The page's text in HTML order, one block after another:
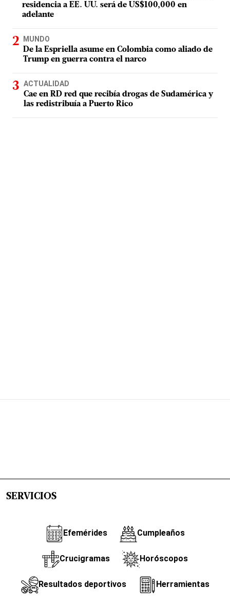
residencia a EE. UU. será de US$100,000 en
adelante
MUNDO
De la Espriella asume en Colombia como aliado de
Trump en guerra contra el narco
ACTUALIDAD
Cae en RD red que recibía drogas de Sudamérica y
las redistribuía a Puerto Rico
SERVICIOS
Efemérides Cumpleaños
Crucigramas Horóscopos
Resultados deportivos Herramientas